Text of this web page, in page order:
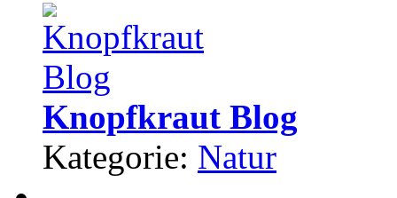
Knopfkraut Blog
Kategorie: Natur